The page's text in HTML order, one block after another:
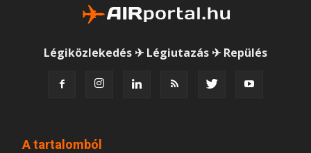
Légiközlekedés ✈ Légiutazás ✈ Repülés
A tartalomból